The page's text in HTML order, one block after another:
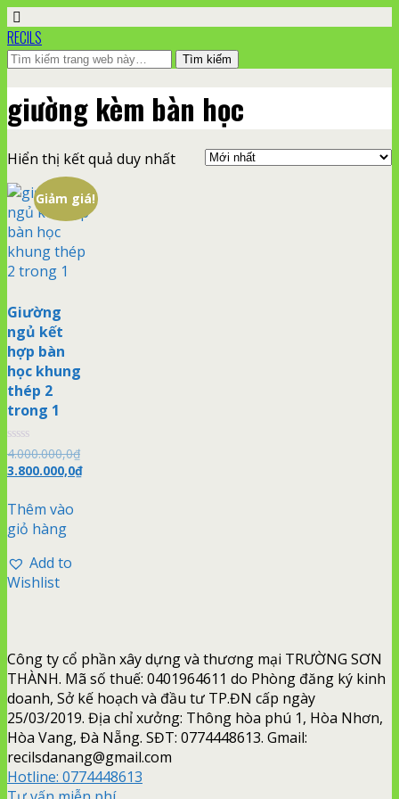
RECILS
giường kèm bàn học
Hiển thị kết quả duy nhất
Giảm giá!
Giường
ngủ kết
hợp bàn
học khung
thép 2
trong 1
Được
xếp
hạng
sao
4.000.000,0₫
3.800.000,0₫
Thêm vào
giỏ hàng
Add to
Wishlist
Công ty cổ phần xây dựng và thương mại TRƯỜNG SƠN
THÀNH. Mã số thuế: 0401964611 do Phòng đăng ký kinh
doanh, Sở kế hoạch và đầu tư TP.ĐN cấp ngày
25/03/2019. Địa chỉ xưởng: Thông hòa phú 1, Hòa Nhơn,
Hòa Vang, Đà Nẵng. SĐT: 0774448613. Gmail:
recilsdanang@gmail.com
Hotline: 0774448613